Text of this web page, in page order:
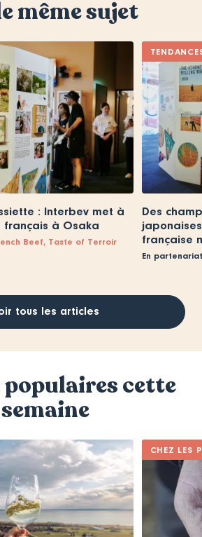
même sujet
: Interbev met à
français à Osaka
Beef, Taste of Terroir
Des
française
En
tous les articles
populaires cette
semaine
CHEZ LES